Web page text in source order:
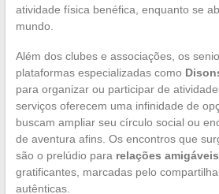
atividade física benéfica, enquanto se
mundo.
Além dos clubes e associações, os
plataformas especializadas como
para organizar ou participar de
serviços oferecem uma infinidade de
buscam ampliar seu círculo social ou
de aventura afins. Os encontros que
são o prelúdio para relações
gratificantes, marcadas pelo
autênticas.